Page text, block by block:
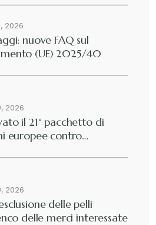
2026
nuove FAQ sul
(UE) 2025/40
2026
il 21° pacchetto di
europee contro…
2026
delle pelli
delle merci interessate